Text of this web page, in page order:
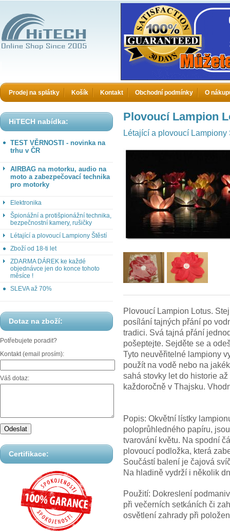
Prodej na splátky Košík Kontakt Obchodní podmínky O
HiTECH nabídka:
TEST VĚRNOSTI - novinka na
trhu v ČR
AIRBAG na motorku, audio na
moto a zabezpečovací technika
pro motorky
Elektronika
Špionážní a protišpionážní technika,
bezpečnostní kamery, rušičky
Létající a plovoucí Lampiony Štěstí
Zboží od 18-ti let
ZDARMA DÁREK ke každé
objednávce jen do konce tohoto
měsíce !
SLEVA až 70%
Dotaz na zboží:
Potřebujete poradit?
Kontakt (email prosím):
Váš dotaz:
Certifikace:
Plovoucí Lampion
Létající a plovoucí Lampiony
Plovoucí Lampion Lotus.
posílání tajných přání po
tradici. Svá tajná přání
pošeptejte. Sejděte se a
Tyto neuvěřitelné lampiony
použít na vodě nebo na
sahá stovky let do historie
každoročně v Thajsku.
Popis: Okvětní lístky
poloprůhledného papíru,
tvarování květu. Na spodní
plovoucí podložka, která
Součástí balení je čajová
Na hladině vydrží i několik
Použití: Dokreslení
při večerních setkáních či
osvětlení zahrady při